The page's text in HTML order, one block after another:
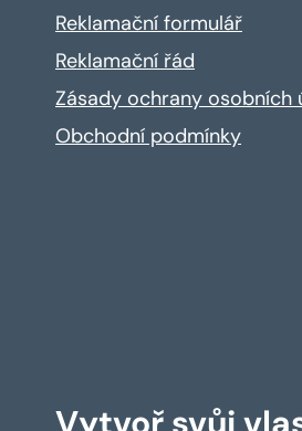
Reklamační formulář
Reklamační řád
Zásady ochrany osobních
Obchodní podmínky